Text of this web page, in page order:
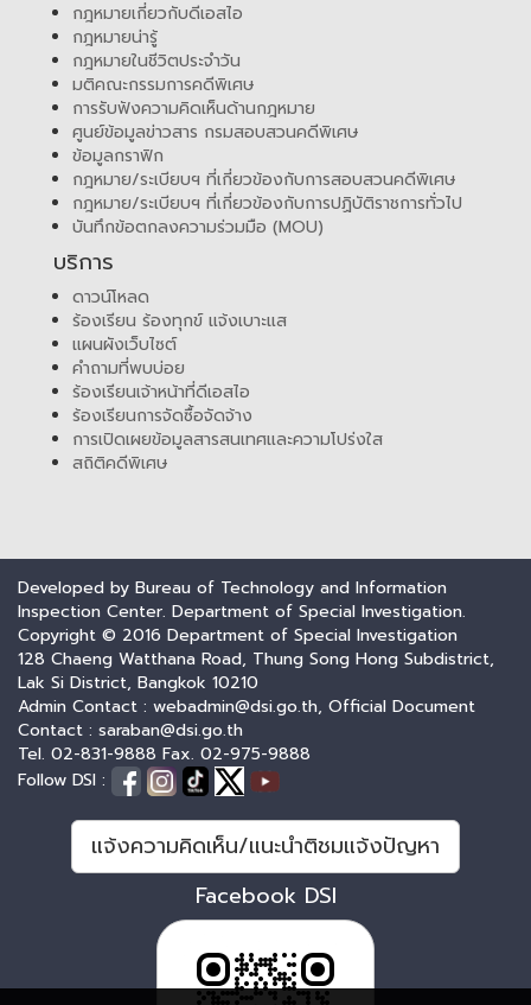
กฎหมายเกี่ยวกับดีเอสไอ
กฎหมายน่ารู้
กฎหมายในชีวิตประจำวัน
มติคณะกรรมการคดีพิเศษ
การรับฟังความคิดเห็นด้านกฎหมาย
ศูนย์ข้อมูลข่าวสาร กรมสอบสวนคดีพิเศษ
ข้อมูลกราฟิก
กฎหมาย/ระเบียบฯ ที่เกี่ยวข้องกับการสอบสวนคดีพิเศษ
กฎหมาย/ระเบียบฯ ที่เกี่ยวข้องกับการปฏิบัติราชการทั่วไป
บันทึกข้อตกลงความร่วมมือ (MOU)
บริการ
ดาวน์โหลด
ร้องเรียน ร้องทุกข์ แจ้งเบาะแส
แผนผังเว็บไซต์
คำถามที่พบบ่อย
ร้องเรียนเจ้าหน้าที่ดีเอสไอ
ร้องเรียนการจัดซื้อจัดจ้าง
การเปิดเผยข้อมูลสารสนเทศและความโปร่งใส
สถิติคดีพิเศษ
Developed by Bureau of Technology and Information
Inspection Center. Department of Special Investigation.
Copyright © 2016 Department of Special Investigation
128 Chaeng Watthana Road, Thung Song Hong Subdistrict,
Lak Si District, Bangkok 10210
Admin Contact : webadmin@dsi.go.th, Official Document
Contact : saraban@dsi.go.th
Tel. 02-831-9888 Fax. 02-975-9888
Follow DSI :
แจ้งความคิดเห็น/แนะนำติชมแจ้งปัญหา
Facebook DSI